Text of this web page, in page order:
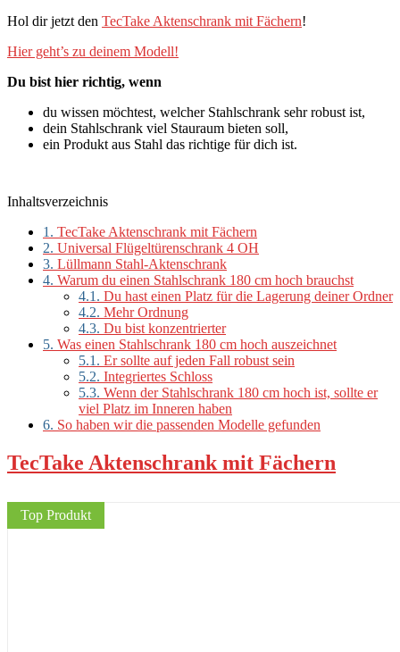
Hol dir jetzt den TecTake Aktenschrank mit Fächern!
Hier geht’s zu deinem Modell!
Du bist hier richtig, wenn
du wissen möchtest, welcher Stahlschrank sehr robust ist,
dein Stahlschrank viel Stauraum bieten soll,
ein Produkt aus Stahl das richtige für dich ist.
Inhaltsverzeichnis
1. TecTake Aktenschrank mit Fächern
2. Universal Flügeltürenschrank 4 OH
3. Lüllmann Stahl-Aktenschrank
4. Warum du einen Stahlschrank 180 cm hoch brauchst
4.1. Du hast einen Platz für die Lagerung deiner Ordner
4.2. Mehr Ordnung
4.3. Du bist konzentrierter
5. Was einen Stahlschrank 180 cm hoch auszeichnet
5.1. Er sollte auf jeden Fall robust sein
5.2. Integriertes Schloss
5.3. Wenn der Stahlschrank 180 cm hoch ist, sollte er
viel Platz im Inneren haben
6. So haben wir die passenden Modelle gefunden
TecTake Aktenschrank mit Fächern
Top Produkt